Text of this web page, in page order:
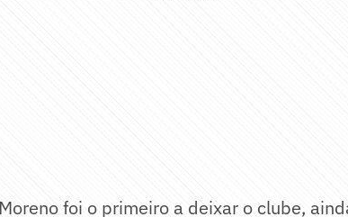
foi o primeiro a deixar o clube,